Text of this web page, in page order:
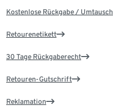
Kostenlose Rückgabe / Umtausch
Retourenetikett
30 Tage Rückgaberecht
Retouren-Gutschrift
Reklamation